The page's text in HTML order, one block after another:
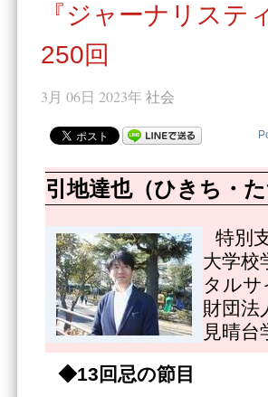
『ジャーナリステ
250回
3月 06日 2023年 社会
引地達也（ひきち・た
特別
大学校
タルサ
財団法
見晴台
◆13回忌の節目